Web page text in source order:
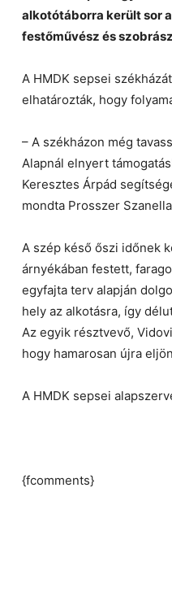
alkotótáborra került sor
festőművész és
A HMDK sepsei
elhatározták, hogy
– A székházon még
Alapnál elnyert
Keresztes Árpád
mondta Prosszer
A szép késő őszi időnek
árnyékában festett,
egyfajta terv alapján
hely az alkotásra, így
Az egyik résztvevő,
hogy hamarosan újra
A HMDK sepsei
{fcomments}